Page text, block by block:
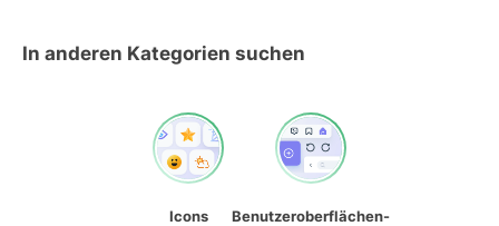
In anderen Kategorien suchen
Icons
Benutzeroberflächen-